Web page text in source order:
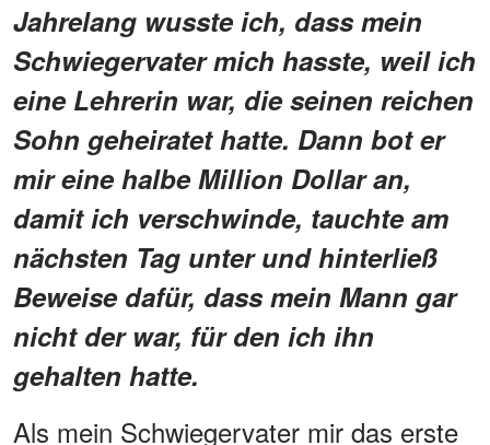
Jahrelang wusste ich, dass mein
Schwiegervater mich hasste, weil ich
eine Lehrerin war, die seinen reichen
Sohn geheiratet hatte. Dann bot er
mir eine halbe Million Dollar an,
damit ich verschwinde, tauchte am
nächsten Tag unter und hinterließ
Beweise dafür, dass mein Mann gar
nicht der war, für den ich ihn
gehalten hatte.
Als mein Schwiegervater mir das erste